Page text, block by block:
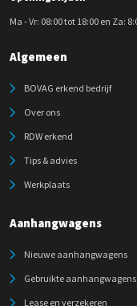
Ma - Vr: 08:00 tot 18:00 en Za:
Algemeen
BOVAG erkend bedrijf
Over ons
RDW erkend
Tips & advies
Werkplaats
Aanhangwagens
Nieuwe aanhangwagens
Gebruikte aanhangwagens
Lease en verzekeren